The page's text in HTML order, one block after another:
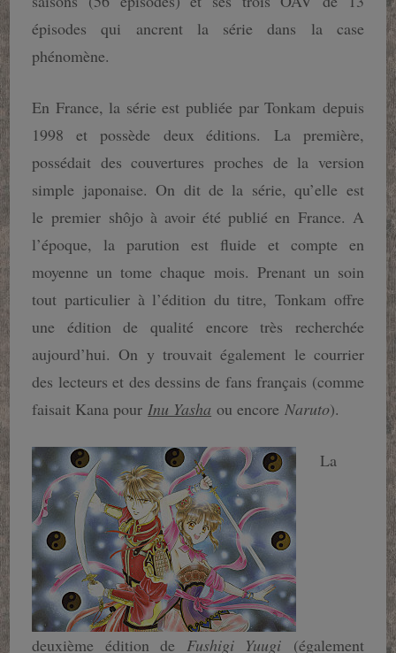
épisodes qui ancrent la série dans la case
phénomène.
En France, la série est publiée par Tonkam depuis
1998 et possède deux éditions. La première,
possédait des couvertures proches de la version
simple japonaise. On dit de la série, qu’elle est
le premier shôjo à avoir été publié en France. A
l’époque, la parution est fluide et compte en
moyenne un tome chaque mois. Prenant un soin
tout particulier à l’édition du titre, Tonkam offre
une édition de qualité encore très recherchée
aujourd’hui. On y trouvait également le courrier
des lecteurs et des dessins de fans français (comme
faisait Kana pourInu Yasha ou encoreNaruto).
La
deuxième édition deFushigi Yuugi (également